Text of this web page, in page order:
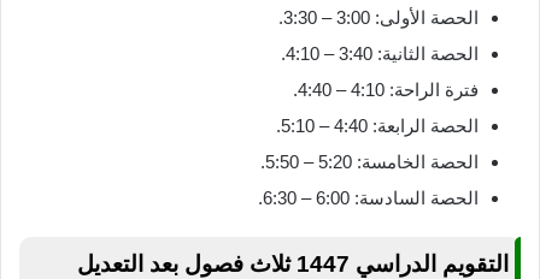
الحصة الأولى: 3:00 – 3:30.
الحصة الثانية: 3:40 – 4:10.
فترة الراحة: 4:10 – 4:40.
الحصة الرابعة: 4:40 – 5:10.
الحصة الخامسة: 5:20 – 5:50.
الحصة السادسة: 6:00 – 6:30.
التقويم الدراسي 1447 ثلاث فصول بعد التعديل